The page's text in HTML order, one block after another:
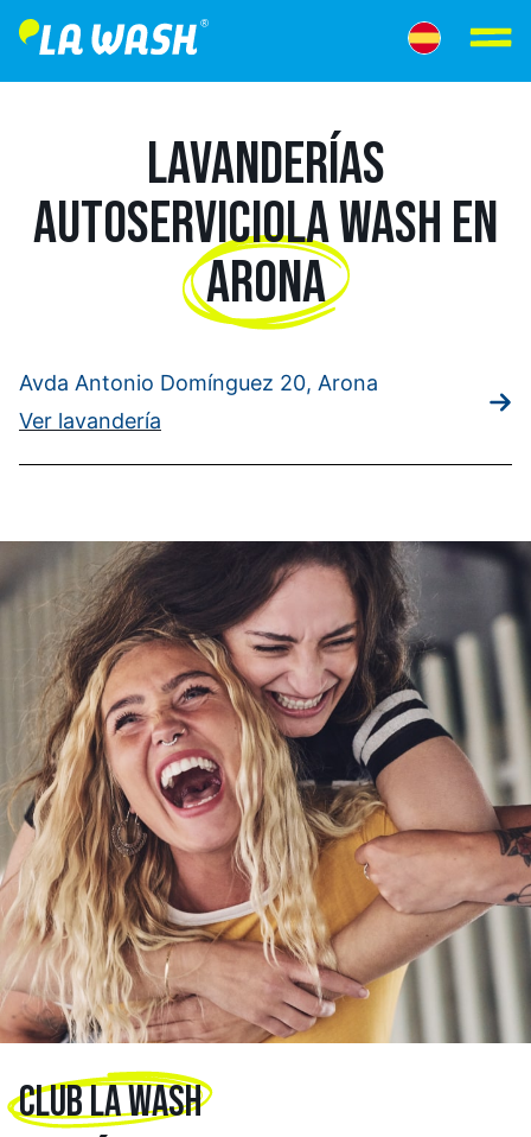
LAVANDERÍAS
AUTOSERVICIOLA WASH EN
ARONA
Avda Antonio Domínguez 20, Arona
Ver lavandería
CLUB LA WASH